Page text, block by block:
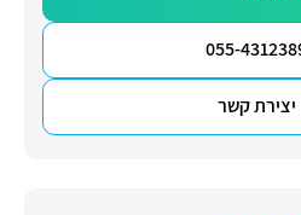
055-
יצירת קשר